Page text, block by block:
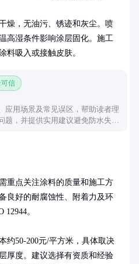
燥，无油污、锈迹和灰尘。喷
高湿条件影响涂层固化。施工
料吸入或接触皮肤。
可信
应用场景及常见误区，帮助读者理
题，并提供实用建议避免防水失
重点关注涂料的质量和施工方
良好的耐腐蚀性、附着力及环
。
约50-200元/平方米，具体取决
厚度。建议选择有资质和经验